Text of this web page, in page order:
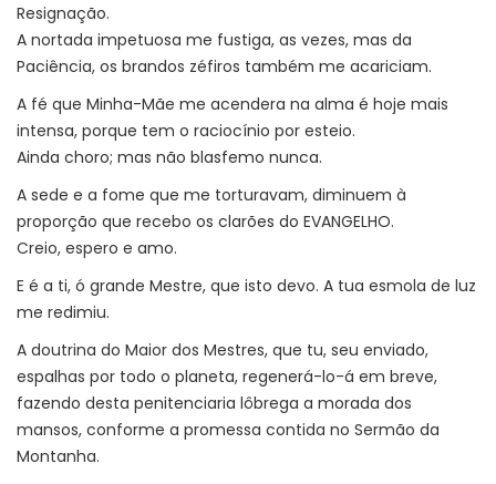
Resignação.
A nortada impetuosa me fustiga, as vezes, mas da
Paciência, os brandos zéfiros também me acariciam.
A fé que Minha-Mãe me acendera na alma é hoje mais
intensa, porque tem o raciocínio por esteio.
Ainda choro; mas não blasfemo nunca.
A sede e a fome que me torturavam, diminuem à
proporção que recebo os clarões do EVANGELHO.
Creio, espero e amo.
E é a ti, ó grande Mestre, que isto devo. A tua esmola de luz
me redimiu.
A doutrina do Maior dos Mestres, que tu, seu enviado,
espalhas por todo o planeta, regenerá-lo-á em breve,
fazendo desta penitenciaria lôbrega a morada dos
mansos, conforme a promessa contida no Sermão da
Montanha.